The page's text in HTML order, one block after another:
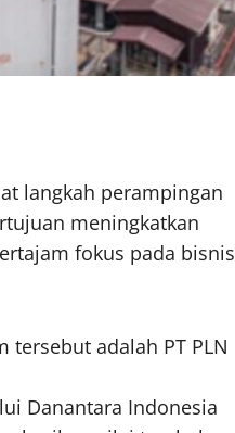
langkah perampingan
meningkatkan
fokus pada bisnis
adalah PT PLN
Danantara Indonesia